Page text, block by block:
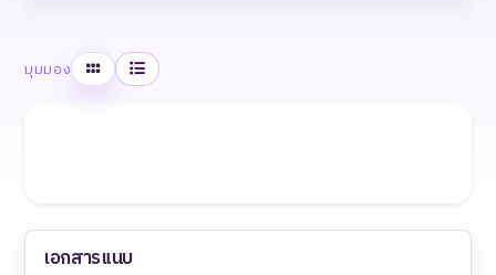
มุมมอง ตารางรายการ
เอกสารแนบ